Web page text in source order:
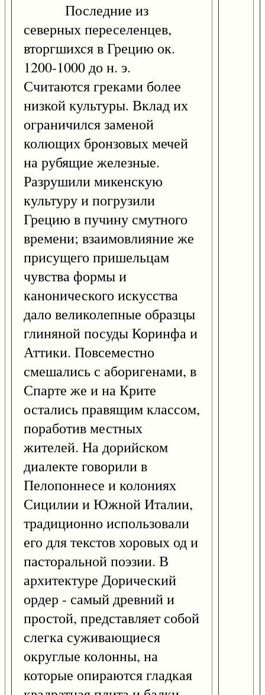
Последние из
северных переселенцев,
вторгшихся в Грецию ок.
1200-1000 до н. э.
Считаются греками более
низкой культуры. Вклад их
ограничился заменой
колющих бронзовых мечей
на рубящие железные.
Разрушили микенскую
культуру и погрузили
Грецию в пучину смутного
времени; взаимовлияние же
присущего пришельцам
чувства формы и
канонического искусства
дало великолепные образцы
глиняной посуды Коринфа и
Аттики. Повсеместно
смешались с аборигенами, в
Спарте же и на Крите
остались правящим классом,
поработив местных
жителей. На дорийском
диалекте говорили в
Пелопоннесе и колониях
Сицилии и Южной Италии,
традиционно использовали
его для текстов хоровых од и
пасторальной поэзии. В
архитектуре Дорический
ордер - самый древний и
простой, представляет собой
слегка суживающиеся
округлые колонны, на
которые опираются гладкая